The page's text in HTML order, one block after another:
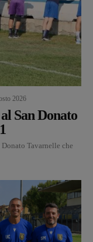
2026
San Donato
Tavarnelle che